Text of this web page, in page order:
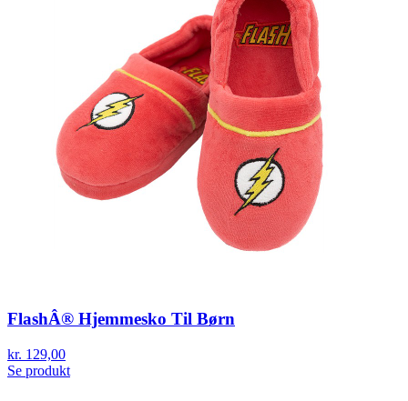
FlashÂ® Hjemmesko Til Børn
kr. 129,00
Se produkt